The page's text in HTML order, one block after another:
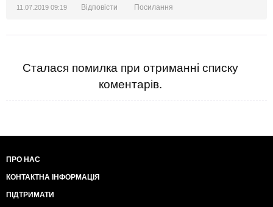
11.07.2019 09:19 Відповісти Посилання
Сталася помилка при отриманні списку
коментарів.
ПРО НАС
КОНТАКТНА ІНФОРМАЦІЯ
ПІДТРИМАТИ